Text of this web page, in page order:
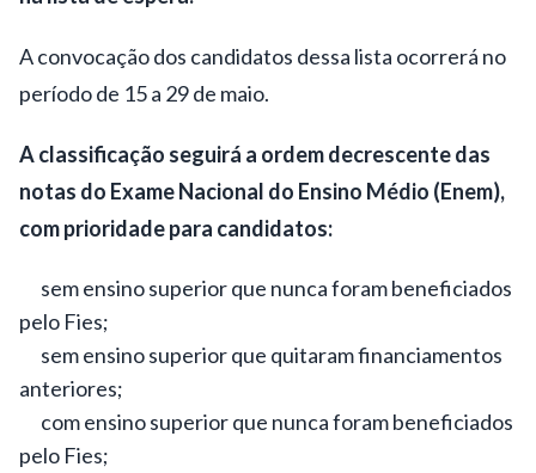
A convocação dos candidatos dessa lista ocorrerá no
período de 15 a 29 de maio.
A classificação seguirá a ordem decrescente das
notas do Exame Nacional do Ensino Médio (Enem),
com prioridade para candidatos:
sem ensino superior que nunca foram beneficiados
pelo Fies;
sem ensino superior que quitaram financiamentos
anteriores;
com ensino superior que nunca foram beneficiados
pelo Fies;